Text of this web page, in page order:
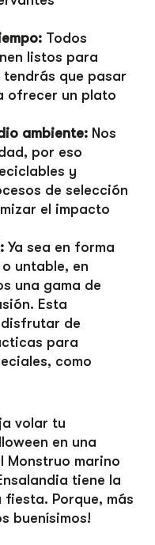
Todos
listos para
que pasar
ofrecer un plato
ambiente:Nos
por eso
y
de selección
el impacto
Ya sea en forma
untable, en
una gama de
Esta
de
para
como
volar tu
en una
Monstruo marino
tiene la
Porque, más
buenísimos!